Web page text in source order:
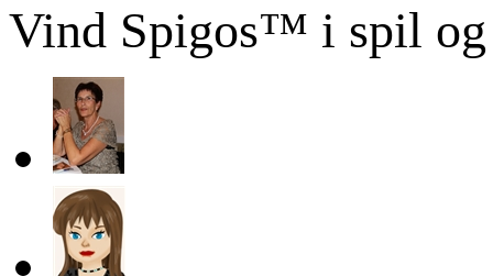
Vind Spigos™ i spil og